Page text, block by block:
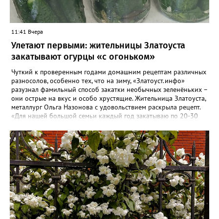
11:41 Вчера
Улетают первыми: жительницы Златоуста
закатывают огурцы «с огоньком»
Чуткий к проверенным годами домашним рецептам различных
разносолов, особенно тех, что на зиму, «Златоуст.инфо»
разузнал фамильный способ закатки необычных зеленёньких –
они острые на вкус и особо хрустящие. Жительница Златоуста,
металлург Ольга Назонова с удовольствием раскрыла рецепт.
«Для нашей большой семьи каждый год закатываю по 20-30
улетают со стола первыми, а гости неизменно просят рецепт, -
отметила Ольга. – Несмотря на это неласковое лето, парники
уже полны огурцов. Запаситесь любым недорогим острым
кетчупом и попробуйте наш семейный рецепт. Дети называют
его «Бомбяо». Первое, советует Ольга, - замачиваем огурцы в
воде на 2-3 часа. Тщательно моем и обрезаем «попки». На дно
литровой банки кладём листья хрена, укроп, чеснок, лавровый
лист, перец горошком. Для маринада понадобится 1,25 литра
воды, 2 столовых ложки соли, стакан сахара, 0,5 стакана уксуса
(9-процентного), пачка острого кетчупа типа «Чили». Всё